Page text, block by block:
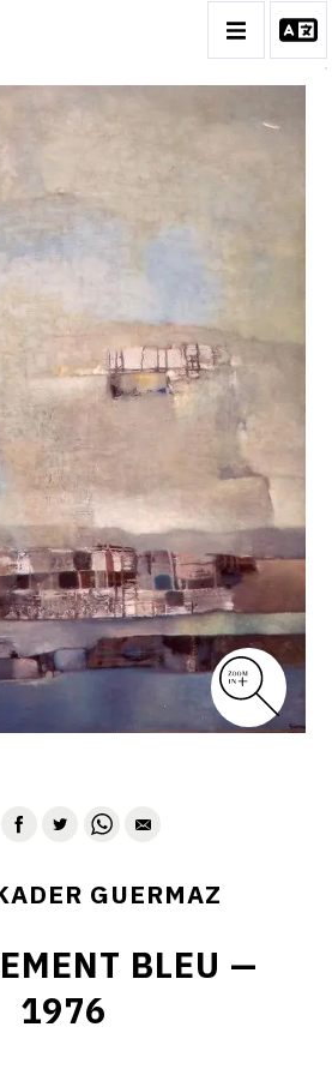
GUERMAZ
SUJET DE GUERMAZ
AU SUJET DE GUERMAZ
DES OEUVRES
POÉTIQUE – 1940-1960
ABSTRAITES – 1960-1968
ET LUMIÈRE – 1968-1972
ABSTRAIT – 1970-1975
SYMBOLIQUES – 1975-1996
– GOUACHES – AQUARELLES
GUERMAZ
BLEU —
1976